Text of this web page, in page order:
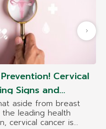
Cervical
Signs and
Stage
aside from breast
the leading health
cervical cancer is